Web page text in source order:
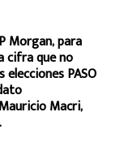
Morgan, para
cifra que no
elecciones PASO
Macri,